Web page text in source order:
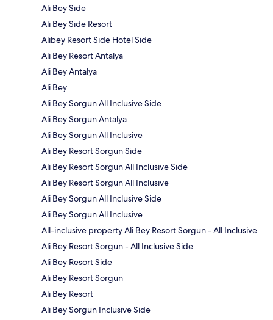
Ali Bey Side
Ali Bey Side Resort
Alibey Resort Side Hotel Side
Ali Bey Resort Antalya
Ali Bey Antalya
Ali Bey
Ali Bey Sorgun All Inclusive Side
Ali Bey Sorgun Antalya
Ali Bey Sorgun All Inclusive
Ali Bey Resort Sorgun Side
Ali Bey Resort Sorgun All Inclusive Side
Ali Bey Resort Sorgun All Inclusive
Ali Bey Sorgun All Inclusive Side
Ali Bey Sorgun All Inclusive
All-inclusive property Ali Bey Resort Sorgun - All Inclusive
Ali Bey Resort Sorgun - All Inclusive Side
Ali Bey Resort Side
Ali Bey Resort Sorgun
Ali Bey Resort
Ali Bey Sorgun Inclusive Side